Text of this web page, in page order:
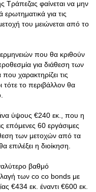
φαίνεται να μην
για τις
του μειώνεται από το
που θα κριθούν
για διάθεση των
χαρακτηρίζει τις
τότε το περιβάλλον θα
ύψους €240 εκ., που η
επόμενες 60 εργάσιμες
των μετοχών από τα
η διοίκηση.
βαθμό
των co co bonds με
€434 εκ. έναντι €600 εκ.